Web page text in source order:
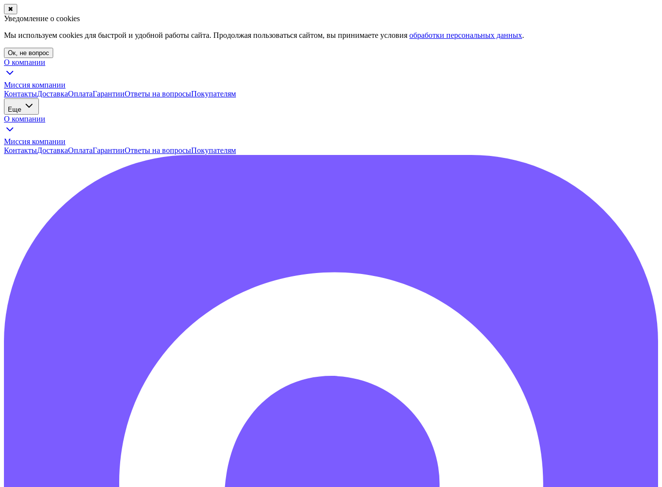
✖
Уведомление о cookies
Мы используем cookies для быстрой и удобной работы сайта. Продолжая пользоваться сайтом, вы принимаете условия обработки персональных данных.
Ок, не вопрос
О компании
Миссия компании
КонтактыДоставкаОплатаГарантииОтветы на вопросыПокупателям
Еще
О компании
Миссия компании
КонтактыДоставкаОплатаГарантииОтветы на вопросыПокупателям